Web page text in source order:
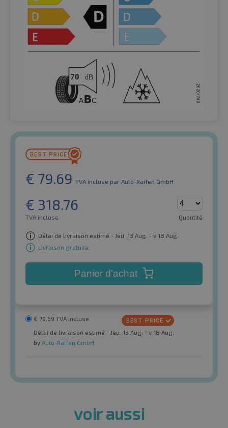
€ 79.69 TVA incluse par Auto-Raifen GmbH
€ 318.76
TVA incluse Quantité
Délai de livraison estimé - Jeu. 13 Aug. - v 18 Aug.
Livraison gratuite
Panier d'achat
€ 79.69 TVA incluse
Délai de livraison estimé - Jeu. 13 Aug. - v 18 Aug.
by Auto-Raifen GmbH
voir aussi